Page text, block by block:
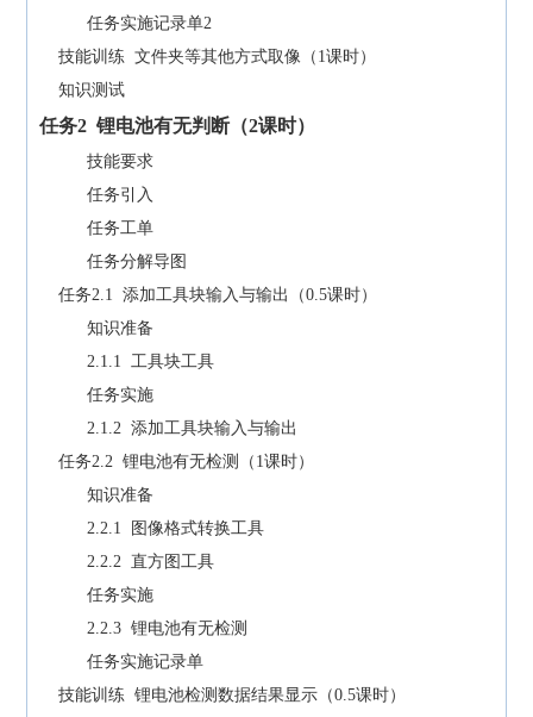
任务实施记录单2
技能训练 文件夹等其他方式取像（1课时）
知识测试
任务2 锂电池有无判断（2课时）
技能要求
任务引入
任务工单
任务分解导图
任务2.1 添加工具块输入与输出（0.5课时）
知识准备
2.1.1 工具块工具
任务实施
2.1.2 添加工具块输入与输出
任务2.2 锂电池有无检测（1课时）
知识准备
2.2.1 图像格式转换工具
2.2.2 直方图工具
任务实施
2.2.3 锂电池有无检测
任务实施记录单
技能训练 锂电池检测数据结果显示（0.5课时）